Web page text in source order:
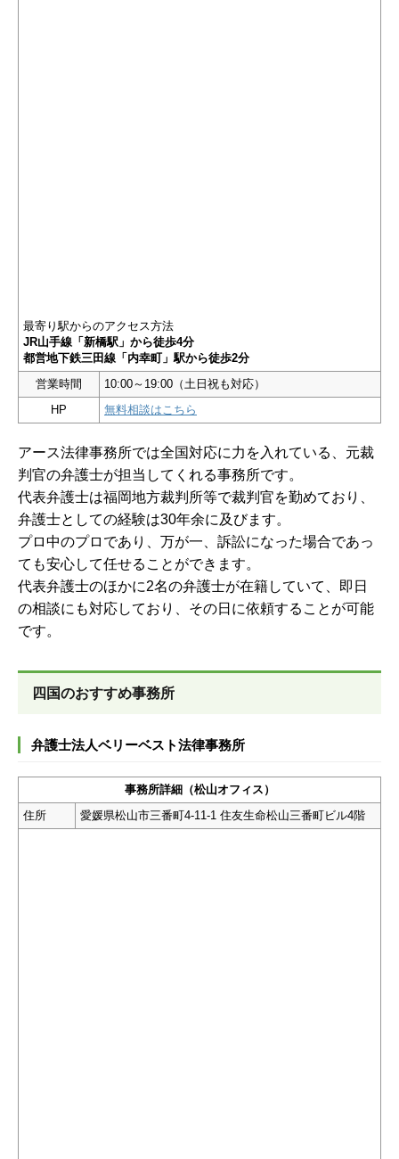
最寄り駅からのアクセス方法
JR山手線「新橋駅」から徒歩4分
都営地下鉄三田線「内幸町」駅から徒歩2分
営業時間
10:00～19:00（土日祝も対応）
HP
無料相談はこちら
アース法律事務所では全国対応に力を入れている、元裁
判官の弁護士が担当してくれる事務所です。
代表弁護士は福岡地方裁判所等で裁判官を勤めており、
弁護士としての経験は30年余に及びます。
プロ中のプロであり、万が一、訴訟になった場合であっ
ても安心して任せることができます。
代表弁護士のほかに2名の弁護士が在籍していて、即日
の相談にも対応しており、その日に依頼することが可能
です。
四国のおすすめ事務所
弁護士法人ベリーベスト法律事務所
事務所詳細（松山オフィス）
住所
愛媛県松山市三番町4-11-1 住友生命松山三番町ビル4階